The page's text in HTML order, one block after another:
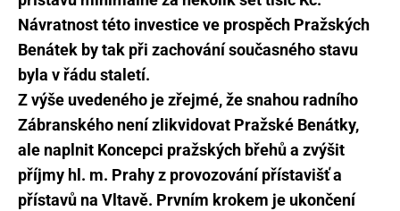
Návratnost této investice ve prospěch Pražských
Benátek by tak při zachování současného stavu
byla v řádu staletí.
Z výše uvedeného je zřejmé, že snahou radního
Zábranského není zlikvidovat Pražské Benátky,
ale naplnit Koncepci pražských břehů a zvýšit
příjmy hl. m. Prahy z provozování přístavišť a
přístavů na Vltavě. Prvním krokem je ukončení